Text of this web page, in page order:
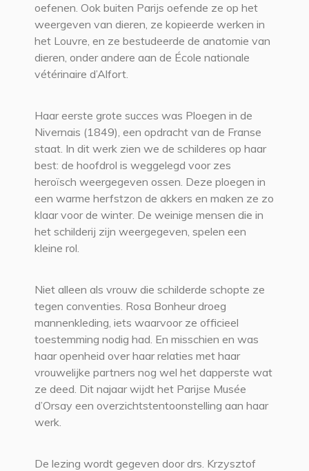
oefenen. Ook buiten Parijs oefende ze op het
weergeven van dieren, ze kopieerde werken in
het Louvre, en ze bestudeerde de anatomie van
dieren, onder andere aan de École nationale
vétérinaire d’Alfort.
Haar eerste grote succes was Ploegen in de
Nivernais (1849), een opdracht van de Franse
staat. In dit werk zien we de schilderes op haar
best: de hoofdrol is weggelegd voor zes
heroïsch weergegeven ossen. Deze ploegen in
een warme herfstzon de akkers en maken ze zo
klaar voor de winter. De weinige mensen die in
het schilderij zijn weergegeven, spelen een
kleine rol.
Niet alleen als vrouw die schilderde schopte ze
tegen conventies. Rosa Bonheur droeg
mannenkleding, iets waarvoor ze officieel
toestemming nodig had. En misschien en was
haar openheid over haar relaties met haar
vrouwelijke partners nog wel het dapperste wat
ze deed. Dit najaar wijdt het Parijse Musée
d’Orsay een overzichtstentoonstelling aan haar
werk.
De lezing wordt gegeven door drs. Krzysztof